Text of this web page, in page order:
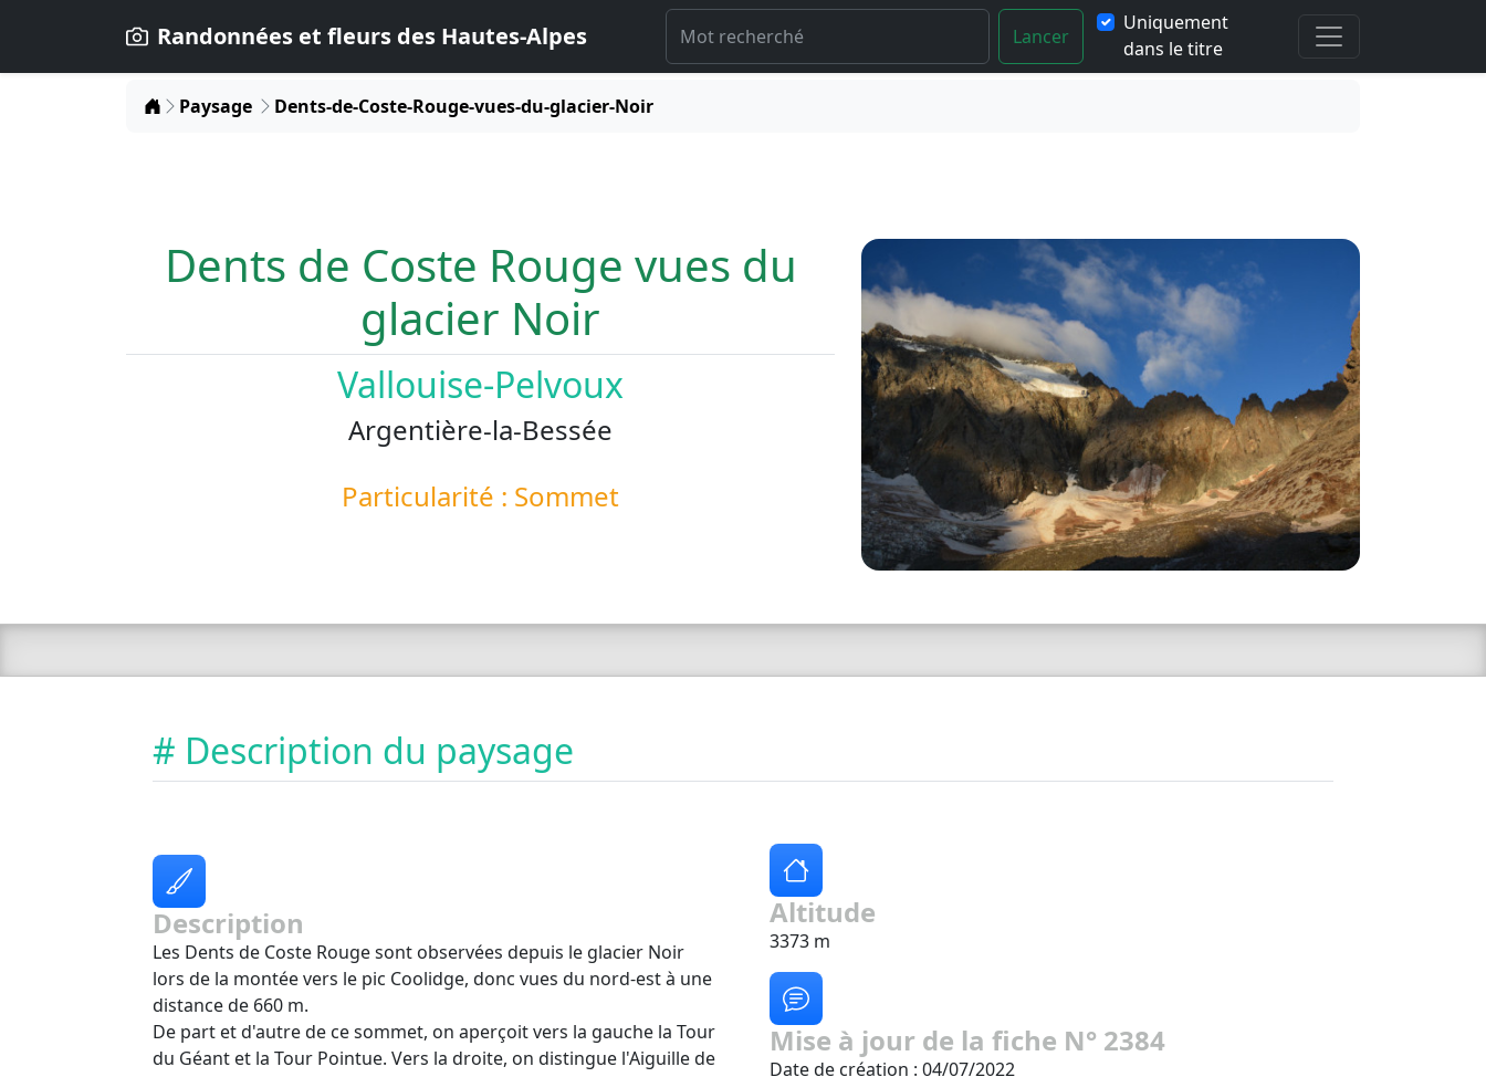
Randonnées et fleurs des Hautes-Alpes Lancer
Uniquement
dans le titre
Home
Paysage Dents-de-Coste-Rouge-vues-du-glacier-Noir
Dents de Coste Rouge vues du
glacier Noir
Vallouise-Pelvoux
Argentière-la-Bessée
Particularité : Sommet
# Description du paysage
Description
Les Dents de Coste Rouge sont observées depuis le glacier Noir
lors de la montée vers le pic Coolidge, donc vues du nord-est à une
distance de 660 m.
De part et d'autre de ce sommet, on aperçoit vers la gauche la Tour
du Géant et la Tour Pointue. Vers la droite, on distingue l'Aiguille de
Altitude
3373 m
Mise à jour de la fiche N° 2384
Date de création : 04/07/2022